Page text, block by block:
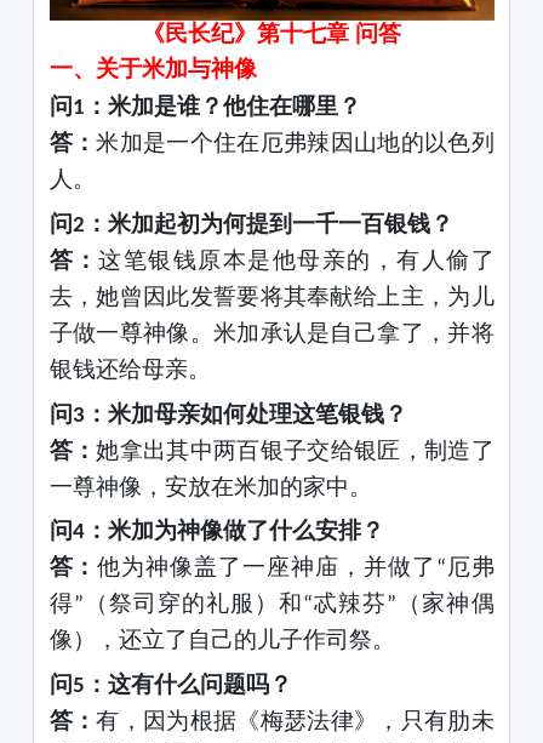
《民长纪》第十七章 问答
一、关于米加与神像
问 1 ：米加是谁？他住在哪里？
答：米加是一个住在厄弗辣因山地的以色列
人。
问2 ：米加起初为何提到一千一百银钱？
答：这笔银钱原本是他母亲的，有人偷了
去，她曾因此发誓要将其奉献给上主，为儿
子做一尊神像。米加承认是自己拿了，并将
银钱还给母亲。
问3 ：米加母亲如何处理这笔银钱？
答：她拿出其中两百银子交给银匠，制造了
一尊神像，安放在米加的家中。
问4：米加为神像做了什么安排？
答：他为神像盖了一座神庙，并做了 “ 厄弗
得” （祭司穿的礼服）和 “忒辣芬”
（家神偶
像），还立了自己的儿子作司祭。
问5 ：这有什么问题吗？
答：有，因为根据《梅瑟法律》，只有肋未